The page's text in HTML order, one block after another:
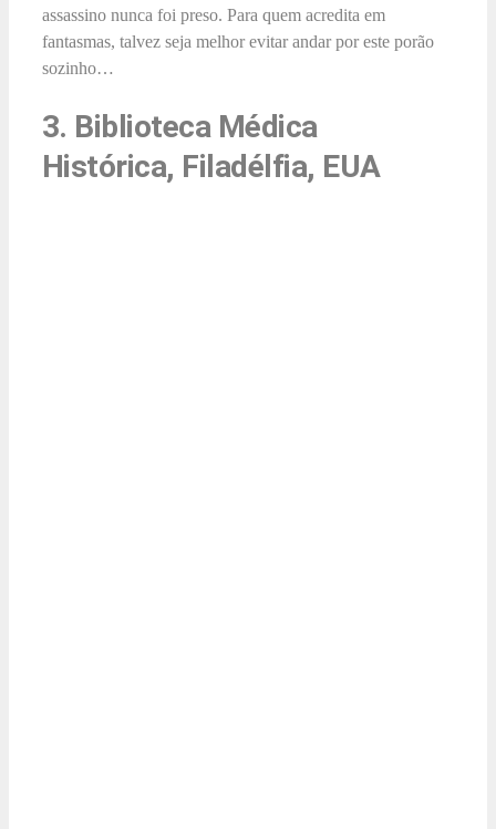
assassino nunca foi preso. Para quem acredita em
fantasmas, talvez seja melhor evitar andar por este porão
sozinho…
3. Biblioteca Médica
Histórica, Filadélfia, EUA